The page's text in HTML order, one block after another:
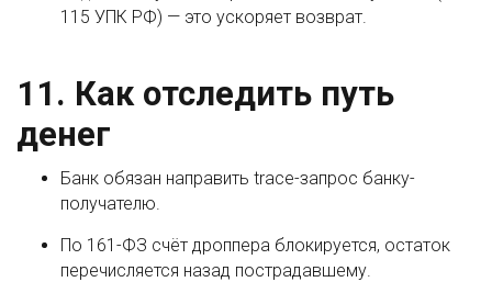
115 УПК РФ) — это ускоряет возврат.
11. Как отследить путь
денег
Банк обязан направить trace-запрос банку-
получателю.
По 161-ФЗ счёт дроппера блокируется, остаток
перечисляется назад пострадавшему.